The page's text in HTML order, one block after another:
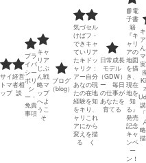
｜キャリアじぶん戦略通信
ご登録ありがとうございます｜
ニ動画のご案内
指導者向け講座
指導者・メンターのための学び
ページ
日常業務で若手は育つ｜メンター
サイ
トマ
ップ
経営
者相
談
プラ
イバ
シー
ポリ
シ
ー・
免責
事項
キャ
リア
じぶ
ん戦
略マ
ップ
へよ
うこ
そ
ブログ
（blog）
気づ
けば
でき
てい
たキ
ャリ
アー
あな
たの
経験
をキ
ャリ
アに
変え
る
セル
フ・
キャ
リア
ドッ
ク：
自分
の現
在地
を知
り、
これ
から
を描
く
日常成長
モデル
（GDW）
ー 毎日
の仕事が
あなたを
育てる
📘電
子書
籍
『キ
ャリ
アの
地図
を描
き、
現在
地を
知
る』
発売
記念
キャ
ンペ
ー
ン！